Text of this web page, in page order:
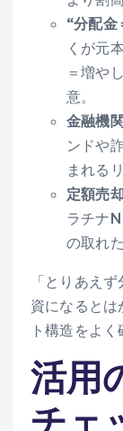
“分配金
くが元
＝増や
意。
金融機
ンドや
まれる
定額売
ラチナ
の取れ
「とりあえ
資になるとは
ト構造をよく
活用
チェ